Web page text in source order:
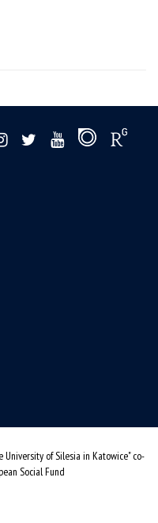
of Silesia in Katowice" co-
Social Fund